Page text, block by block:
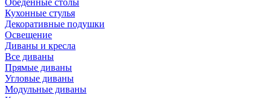
Обеденные столы
Кухонные стулья
Декоративные подушки
Освещение
Диваны и кресла
Все диваны
Прямые диваны
Угловые диваны
Модульные диваны